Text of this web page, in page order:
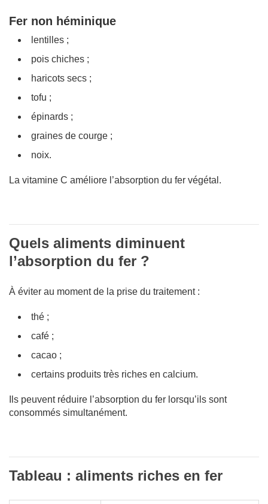
Fer non héminique
lentilles ;
pois chiches ;
haricots secs ;
tofu ;
épinards ;
graines de courge ;
noix.
La vitamine C améliore l’absorption du fer végétal.
Quels aliments diminuent
l’absorption du fer ?
À éviter au moment de la prise du traitement :
thé ;
café ;
cacao ;
certains produits très riches en calcium.
Ils peuvent réduire l’absorption du fer lorsqu’ils sont
consommés simultanément.
Tableau : aliments riches en fer